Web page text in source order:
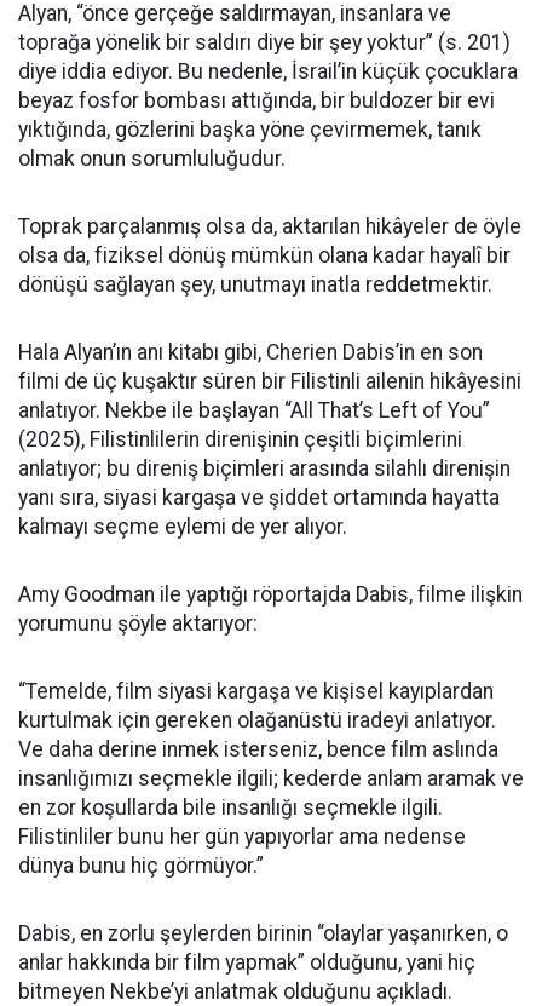
Alyan, “önce gerçeğe saldırmayan, insanlara ve
toprağa yönelik bir saldırı diye bir şey yoktur” (s. 201)
diye iddia ediyor. Bu nedenle, İsrail’in küçük çocuklara
beyaz fosfor bombası attığında, bir buldozer bir evi
yıktığında, gözlerini başka yöne çevirmemek, tanık
olmak onun sorumluluğudur.
Toprak parçalanmış olsa da, aktarılan hikâyeler de öyle
olsa da, fiziksel dönüş mümkün olana kadar hayalî bir
dönüşü sağlayan şey, unutmayı inatla reddetmektir.
Hala Alyan’ın anı kitabı gibi, Cherien Dabis’in en son
filmi de üç kuşaktır süren bir Filistinli ailenin hikâyesini
anlatıyor. Nekbe ile başlayan “All That’s Left of You”
(2025), Filistinlilerin direnişinin çeşitli biçimlerini
anlatıyor; bu direniş biçimleri arasında silahlı direnişin
yanı sıra, siyasi kargaşa ve şiddet ortamında hayatta
kalmayı seçme eylemi de yer alıyor.
Amy Goodman ile yaptığı röportajda Dabis, filme ilişkin
yorumunu şöyle aktarıyor:
“Temelde, film siyasi kargaşa ve kişisel kayıplardan
kurtulmak için gereken olağanüstü iradeyi anlatıyor.
Ve daha derine inmek isterseniz, bence film aslında
insanlığımızı seçmekle ilgili; kederde anlam aramak ve
en zor koşullarda bile insanlığı seçmekle ilgili.
Filistinliler bunu her gün yapıyorlar ama nedense
dünya bunu hiç görmüyor.”
Dabis, en zorlu şeylerden birinin “olaylar yaşanırken, o
anlar hakkında bir film yapmak” olduğunu, yani hiç
bitmeyen Nekbe’yi anlatmak olduğunu açıkladı.